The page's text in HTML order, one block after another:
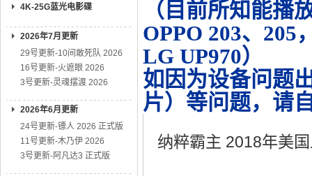
4K-25G蓝光电影碟
2026年7月更新
29号更新-10间敢死队 2026
16号更新-火遮眼 2026
3号更新-灵魂摆渡 2026
2026年6月更新
24号更新-镖人 2026 正式版
11号更新-木乃伊 2026
3号更新-阿凡达3 正式版
（目前所知能播
OPPO 203、205
LG UP970）
如因为设备问题
片）等问题，请
纳粹霸主 2018年美